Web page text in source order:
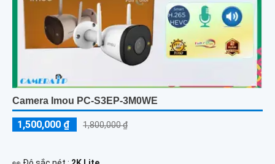
Camera Imou PC-S3EP-3M0WE
1,500,000 ₫ 1,800,000 ₫